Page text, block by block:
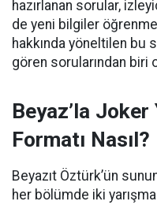
hazırlanan sorular,
de yeni bilgiler
hakkında yöneltilen bu
gören sorularından biri
Beyaz’la Joker
Formatı Nasıl?
Beyazıt Öztürk’ün
her bölümde iki